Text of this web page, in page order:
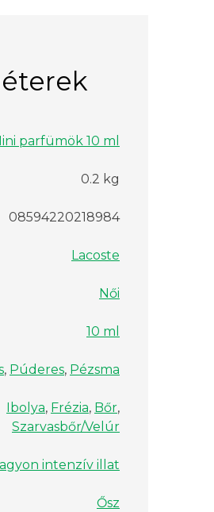
parfümök 10 ml
0.2 kg
08594220218984
Lacoste
Női
10 ml
, Púderes, Pézsma
Ibolya, Frézia, Bőr,
Szarvasbőr/Velúr
intenzív illat
Ősz